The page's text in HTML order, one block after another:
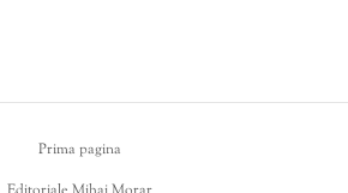
Prima pagina